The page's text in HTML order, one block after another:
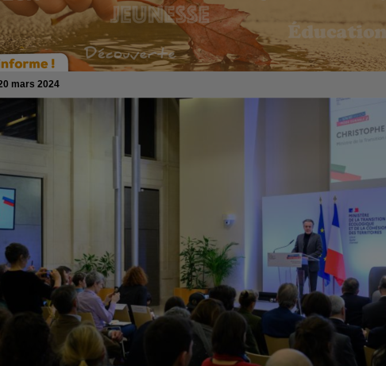
mars 2024